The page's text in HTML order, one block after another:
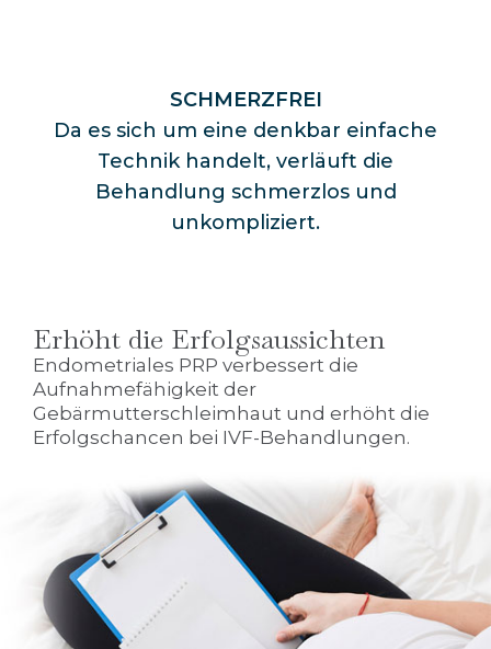
SCHMERZFREI
Da es sich um eine denkbar einfache
Technik handelt, verläuft die
Behandlung schmerzlos und
unkompliziert.
Erhöht die Erfolgsaussichten
Endometriales PRP verbessert die
Aufnahmefähigkeit der
Gebärmutterschleimhaut und erhöht die
Erfolgschancen bei IVF-Behandlungen.